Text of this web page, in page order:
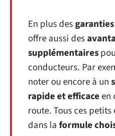
En plus des
offre aussi des
supplémentaires
conducteurs. Par
noter ou encore à un
rapide et efficaceen
route. Tous ces
dans laformule